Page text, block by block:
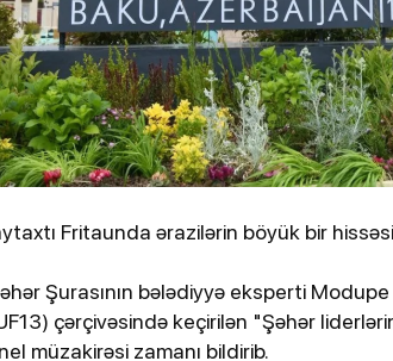
Fritaunda ərazilərin böyük bir
Şurasının bələdiyyə eksperti
çərçivəsində keçirilən "Şəhər
müzakirəsi zamanı bildirib.
iş adamı qəzada
İsrail